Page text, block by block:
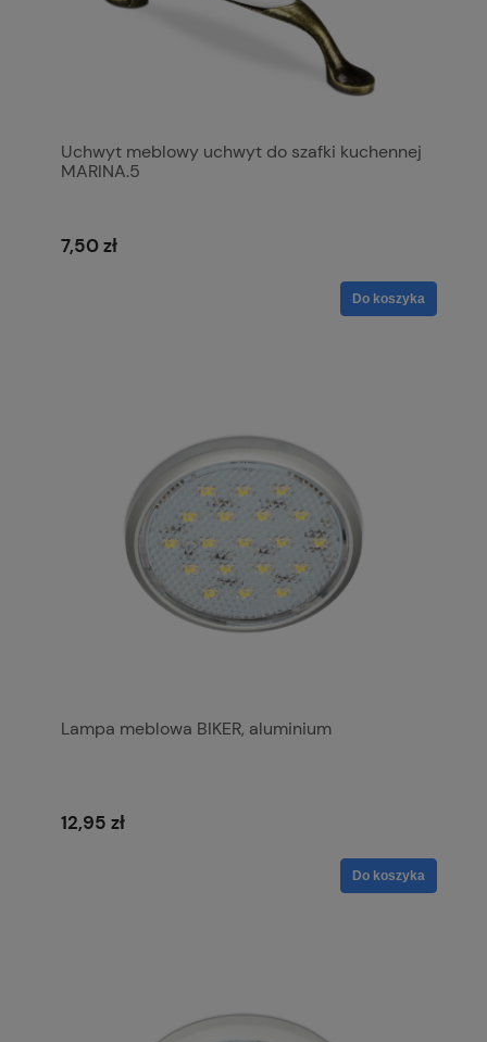
Uchwyt meblowy uchwyt do szafki kuchennej
MARINA.5
7,50 zł
Do koszyka
Lampa meblowa BIKER, aluminium
12,95 zł
Do koszyka